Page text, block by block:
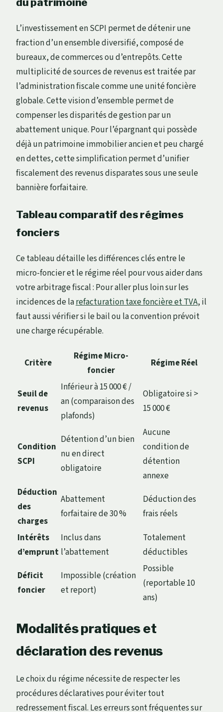
L’investissement en SCPI permet de détenir une
fraction d’un ensemble diversifié, composé de
bureaux, de commerces ou d’entrepôts. Cette
multiplicité de sources de revenus est traitée par
l’administration fiscale comme une unité foncière
globale. Cette vision d’ensemble permet de
compenser les disparités de gestion par un
abattement unique. Pour l’épargnant qui possède
déjà un patrimoine immobilier ancien et peu chargé
en dettes, cette simplification permet d’unifier
fiscalement des revenus disparates sous une seule
bannière forfaitaire.
Tableau comparatif des régimes
fonciers
Ce tableau détaille les différences clés entre le
micro-foncier et le régime réel pour vous aider dans
votre arbitrage fiscal : Pour aller plus loin sur les
incidences de larefacturation taxe foncière et TVA, il
faut aussi vérifier si le bail ou la convention prévoit
une charge récupérable.
Critère
Régime Micro-
foncier
Régime Réel
Seuil de
revenus
Inférieur à 15 000 € /
an (comparaison des
plafonds)
Obligatoire si >
15 000 €
Condition
SCPI
Détention d’un bien
nu en direct
obligatoire
Aucune
condition de
détention
annexe
Déduction
des
charges
Abattement
forfaitaire de 30 %
Déduction des
frais réels
Intérêts
d’emprunt
Inclus dans
l’abattement
Totalement
déductibles
Déficit
foncier
Impossible (création
et report)
Possible
(reportable 10
ans)
Modalités pratiques et
déclaration des revenus
Le choix du régime nécessite de respecter les
procédures déclaratives pour éviter tout
redressement fiscal. Les erreurs sont fréquentes sur